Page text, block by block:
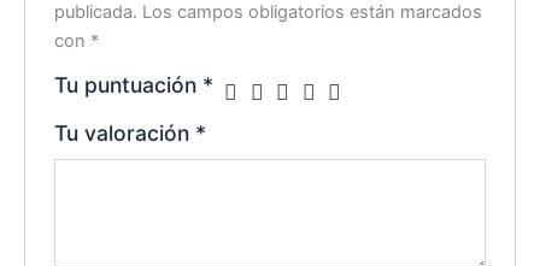
publicada. Los campos obligatorios están marcados
con *
Tu puntuación *
Tu valoración *